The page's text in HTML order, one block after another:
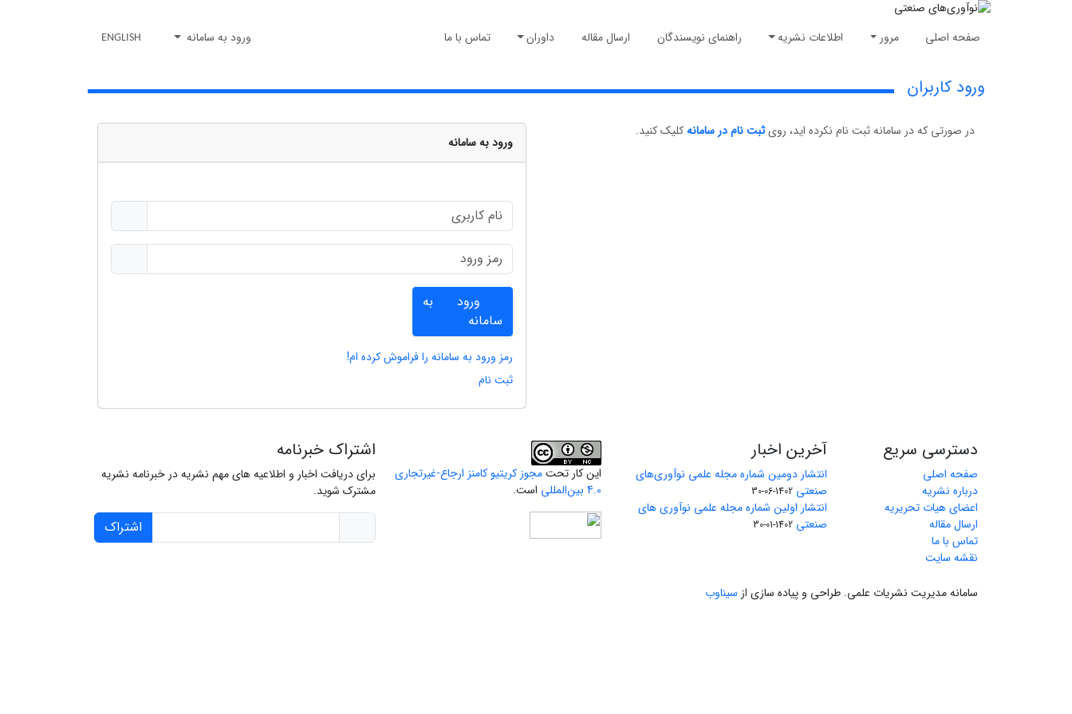
صفحه اصلی مرور اطلاعات نشریه راهنمای نویسندگان ارسال مقاله داوران تماس با ما ورود به سامانه ENGLISH
ورود کاربران
در صورتی که در سامانه ثبت نام نکرده اید، رویثبت نام در سامانهکلیک کنید.
ورود به سامانه
ورود به
سامانه
رمز ورود به سامانه را فراموش کرده ام!
ثبت نام
دسترسی سریع
صفحه اصلی
درباره نشریه
اعضای هیات تحریریه
ارسال مقاله
تماس با ما
نقشه سایت
آخرین اخبار
انتشار دومین شماره مجله علمی نوآوری‌های
صنعتی 1402-06-30
انتشار اولین شماره مجله علمی نوآوری های
صنعتی 1402-01-30
این کار تحتمجوز کریتیو کامنز ارجاع-غیرتجاری
4.0 بین‌المللی
است.
اشتراک خبرنامه
برای دریافت اخبار و اطلاعیه های مهم نشریه در خبرنامه نشریه
مشترک شوید.
اشتراک
سامانه مدیریت نشریات علمی. طراحی و پیاده سازی از سیناوب